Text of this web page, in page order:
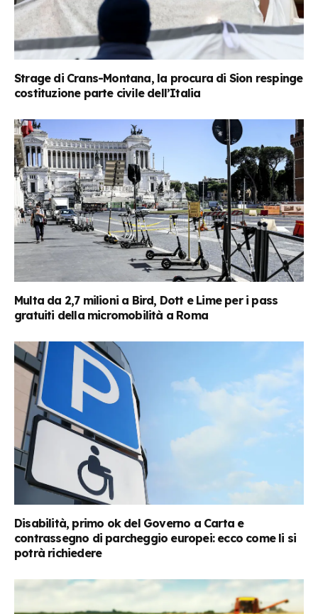
Strage di Crans-Montana, la procura di Sion respinge
costituzione parte civile dell’Italia
Multa da 2,7 milioni a Bird, Dott e Lime per i pass
gratuiti della micromobilità a Roma
Disabilità, primo ok del Governo a Carta e
contrassegno di parcheggio europei: ecco come li si
potrà richiedere